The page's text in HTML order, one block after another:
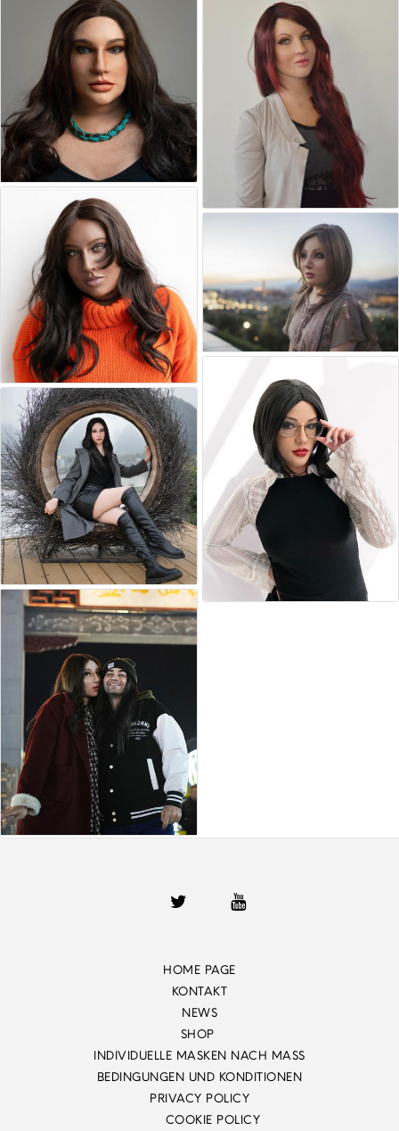
HOME PAGE
KONTAKT
NEWS
SHOP
INDIVIDUELLE MASKEN NACH MASS
BEDINGUNGEN UND KONDITIONEN
PRIVACY POLICY
COOKIE POLICY